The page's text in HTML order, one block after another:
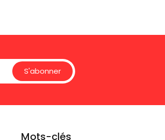
S'abonner
Mots-clés